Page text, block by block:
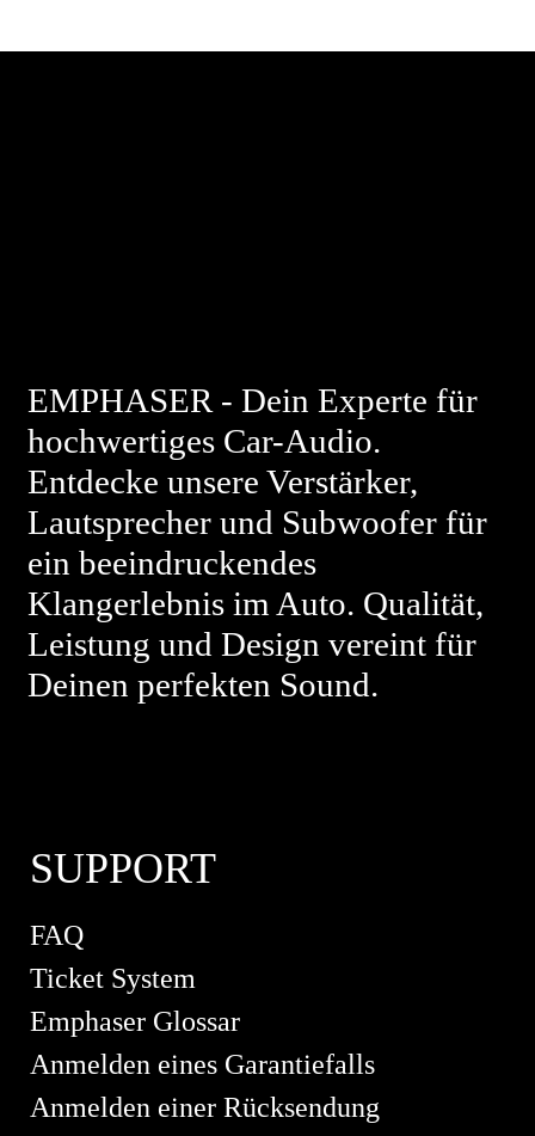
EMPHASER - Dein Experte für
hochwertiges Car-Audio.
Entdecke unsere Verstärker,
Lautsprecher und Subwoofer für
ein beeindruckendes
Klangerlebnis im Auto. Qualität,
Leistung und Design vereint für
Deinen perfekten Sound.
SUPPORT
FAQ
Ticket System
Emphaser Glossar
Anmelden eines Garantiefalls
Anmelden einer Rücksendung